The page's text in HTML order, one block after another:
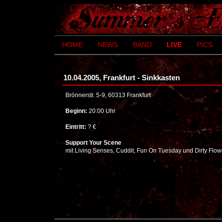
HOME NEWS BAND LIVE PICS
10.04.2005, Frankfurt - Sinkkasten
Brönnerstr. 5-9, 60313 Frankfurt
Beginn: 20:00 Uhr
Eintritt: ? €
Support Your Scene
mit Living Senses, Cuddit, Fun On Tuesday und Dirty